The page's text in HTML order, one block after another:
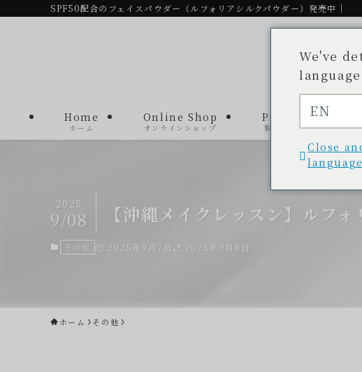
SPF50配合のフェイスパウダー（ルフォリアシルクパウダー）発売中｜
Home
ホーム
Online Shop
オンラインショップ
Product
製品一覧 開発
【沖縄メイクレッスン】ルフ
2025
9/08
その他 2025年9月7日 2025年9月8日
ホーム その他
We've
EN
Close
language